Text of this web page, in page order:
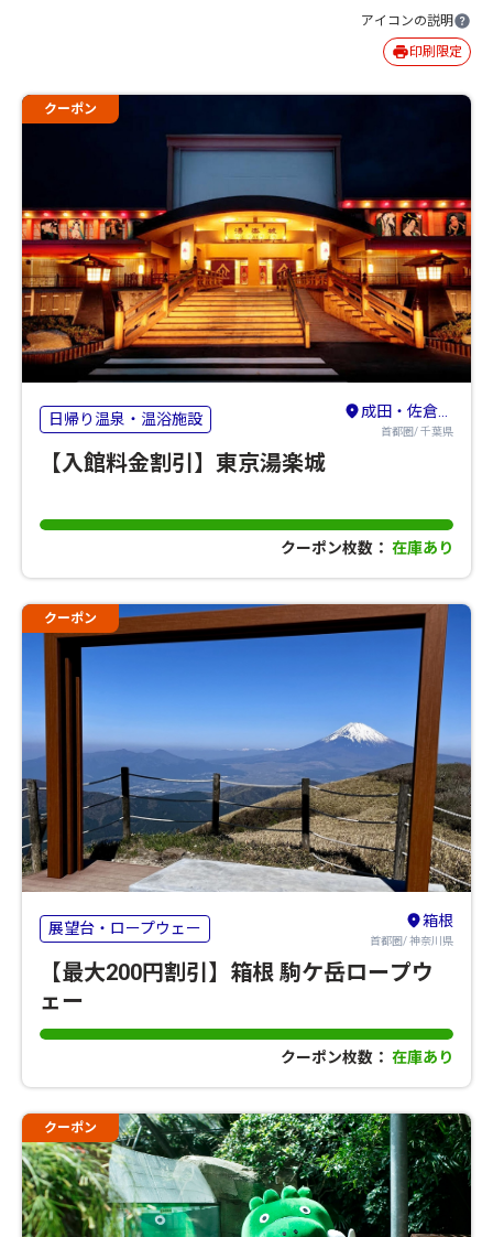
アイコンの説明
印刷限定
クーポン
日帰り温泉・温浴施設 成田・佐倉・八街
首都圏/ 千葉県
【入館料金割引】東京湯楽城
クーポン枚数： 在庫あり
クーポン
展望台・ロープウェー 箱根
首都圏/ 神奈川県
【最大200円割引】箱根 駒ケ岳ロープウ
ェー
クーポン枚数： 在庫あり
クーポン